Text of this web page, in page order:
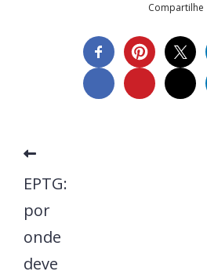
Compartilhe
EPTG:
por
onde
deve